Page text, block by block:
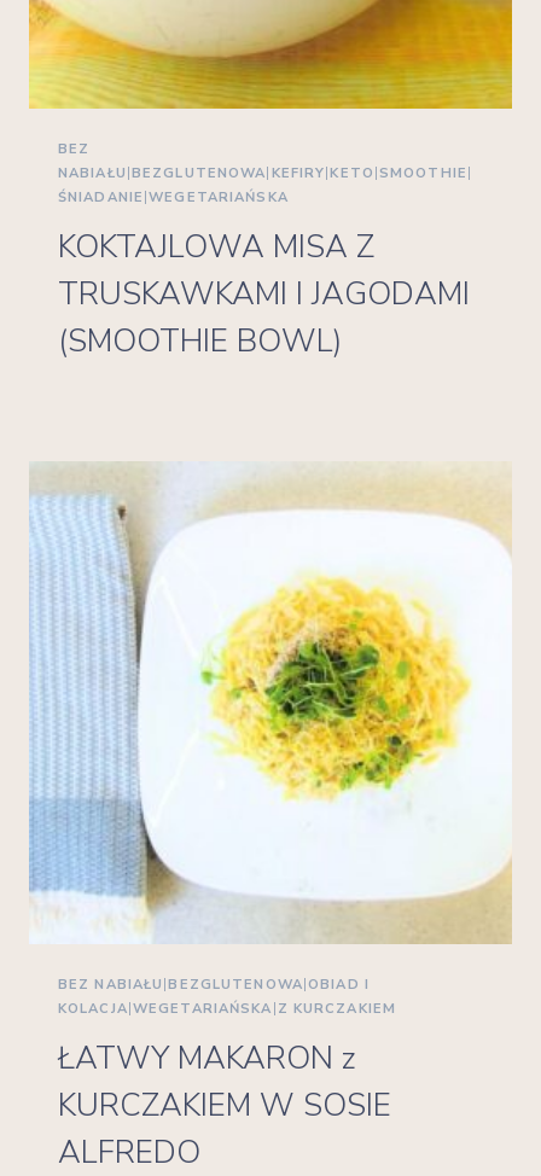
BEZ
NABIAŁU BEZGLUTENOWA KEFIRY |KETO SMOOTHIE
ŚNIADANIE |WEGETARIAŃSKA
KOKTAJLOWA MISA Z
TRUSKAWKAMI I JAGODAMI
(SMOOTHIE BOWL)
BEZ NABIAŁU |BEZGLUTENOWA OBIAD I
KOLACJA WEGETARIAŃSKA Z KURCZAKIEM
ŁATWY MAKARON z
KURCZAKIEM W SOSIE
ALFREDO